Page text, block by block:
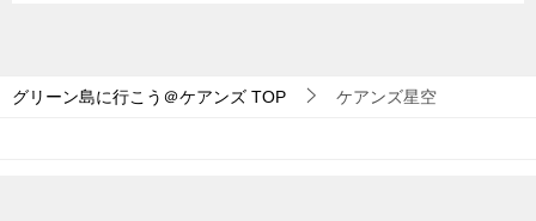
グリーン島に行こう＠ケアンズ TOP ケアンズ星空